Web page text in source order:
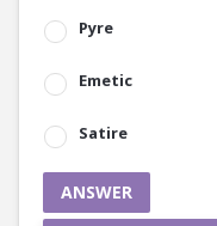
Pyre
Emetic
Satire
ANSWER